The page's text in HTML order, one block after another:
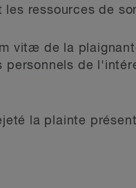
ressources de
vitæ de la
de
la plainte